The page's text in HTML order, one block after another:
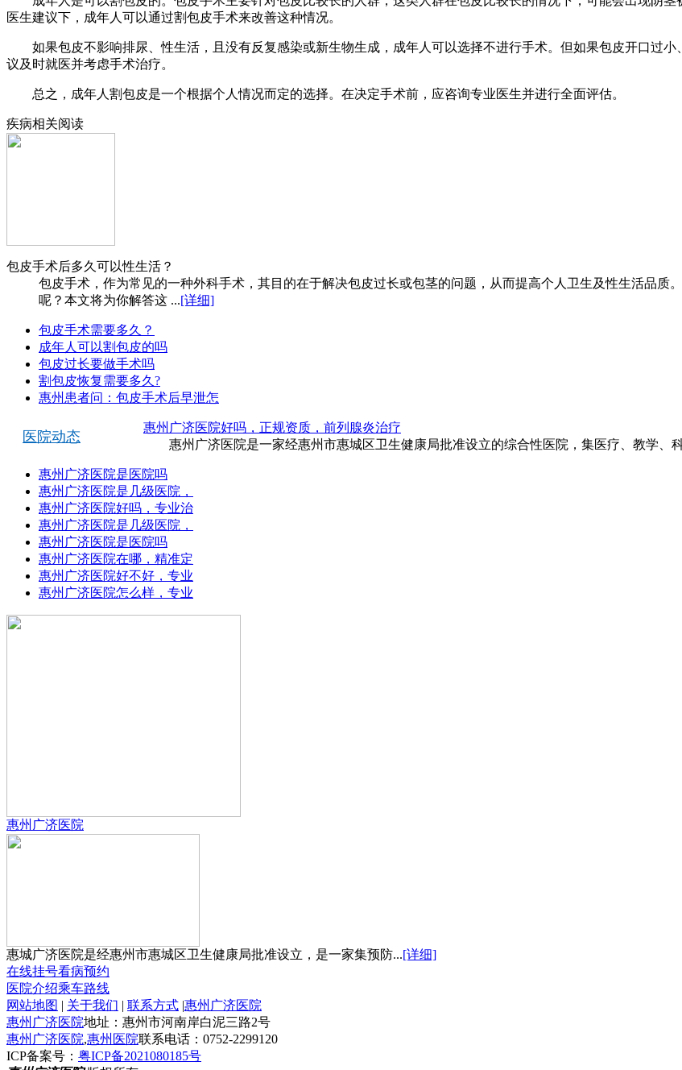
医生建议下，成年人可以通过割包皮手术来改善这种情况。
如果包皮不影响排尿、性生活，且没有反复感染或新生物生成，成年人可以选择不进行手术。但如果包皮开口过小
议及时就医并考虑手术治疗。
总之，成年人割包皮是一个根据个人情况而定的选择。在决定手术前，应咨询专业医生并进行全面评估。
疾病相关阅读
包皮手术后多久可以性生活？
包皮手术，作为常见的一种外科手术，其目的在于解决包皮过长或包茎的问题，从而提高个人卫生及性生活品质
呢？本文将为你解答这 ...[详细]
包皮手术需要多久？
成年人可以割包皮的吗
包皮过长要做手术吗
割包皮恢复需要多久?
惠州患者问：包皮手术后早泄怎
医院动态
惠州广济医院好吗，正规资质，前列腺炎治疗
惠州广济医院是一家经惠州市惠城区卫生健康局批准设立的综合性医院，集医疗、教学、
惠州广济医院是医院吗
惠州广济医院是几级医院，
惠州广济医院好吗，专业治
惠州广济医院是几级医院，
惠州广济医院是医院吗
惠州广济医院在哪，精准定
惠州广济医院好不好，专业
惠州广济医院怎么样，专业
惠州广济医院
惠城广济医院是经惠州市惠城区卫生健康局批准设立，是一家集预防...[详细]
在线挂号看病预约
医院介绍乘车路线
网站地图 | 关于我们 | 联系方式 |惠州广济医院
惠州广济医院地址：惠州市河南岸白泥三路2号
惠州广济医院,惠州医院联系电话：0752-2299120
ICP备案号： 粤ICP备2021080185号